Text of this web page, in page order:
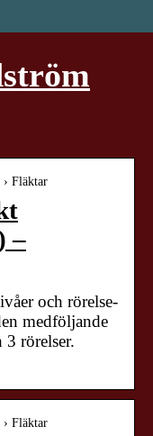
Fläktar
–
och rörelse-
medföljande
rörelser.
Fläktar